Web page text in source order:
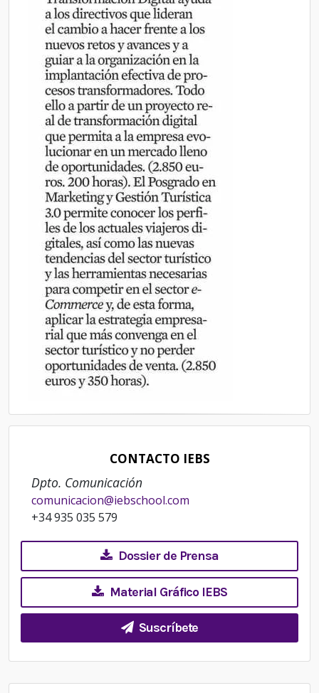
CONTACTO IEBS
Dpto. Comunicación
comunicacion@iebschool.com
+34 935 035 579
Dossier de Prensa
Material Gráfico IEBS
Suscríbete